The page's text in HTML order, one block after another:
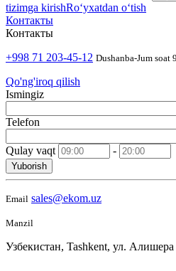
tizimga kirishRoʻyxatdan oʻtish
Контакты
Контакты
+998 71 203-45-12 Dushanba-Jum soat
Qo'ng'iroq qilish
Ismingiz
Telefon
Qulay vaqt -
Yuborish
Email sales@ekom.uz
Manzil
Узбекистан, Tashkent, ул.